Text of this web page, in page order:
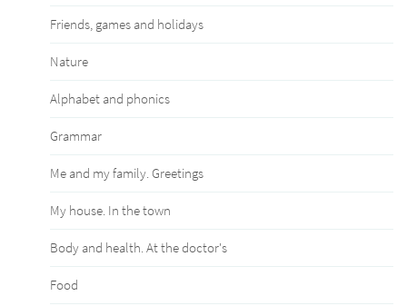
Friends, games and holidays
Nature
Alphabet and phonics
Grammar
Me and my family. Greetings
My house. In the town
Body and health. At the doctor's
Food